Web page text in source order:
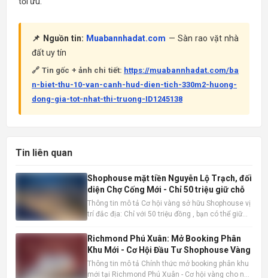
📌 Nguồn tin: Muabannhadat.com — Sàn rao vặt nhà
đất uy tín
🔗 Tin gốc + ảnh chi tiết: https://muabannhadat.com/ba
n-biet-thu-10-van-canh-hud-dien-tich-330m2-huong-
dong-gia-tot-nhat-thi-truong-ID1245138
Tin liên quan
Shophouse mặt tiền Nguyễn Lộ Trạch, đối
diện Chợ Cống Mới - Chỉ 50 triệu giữ chỗ
Thông tin mô tả Cơ hội vàng sở hữu Shophouse vị
trí đắc địa: Chỉ với 50 triệu đồng , bạn có thể giữ
mặt tiền Nguyễn Lộ Trạch, đối diện Chợ Cống Mới
sầm uất. Đây là thời điểm vàng để đầu tư trước khi
Richmond Phú Xuân: Mở Booking Phân
Khu Mới - Cơ Hội Đầu Tư Shophouse Vàng
Thông tin mô tả Chính thức mở booking phân khu
mới tại Richmond Phú Xuân - Cơ hội vàng cho nhà